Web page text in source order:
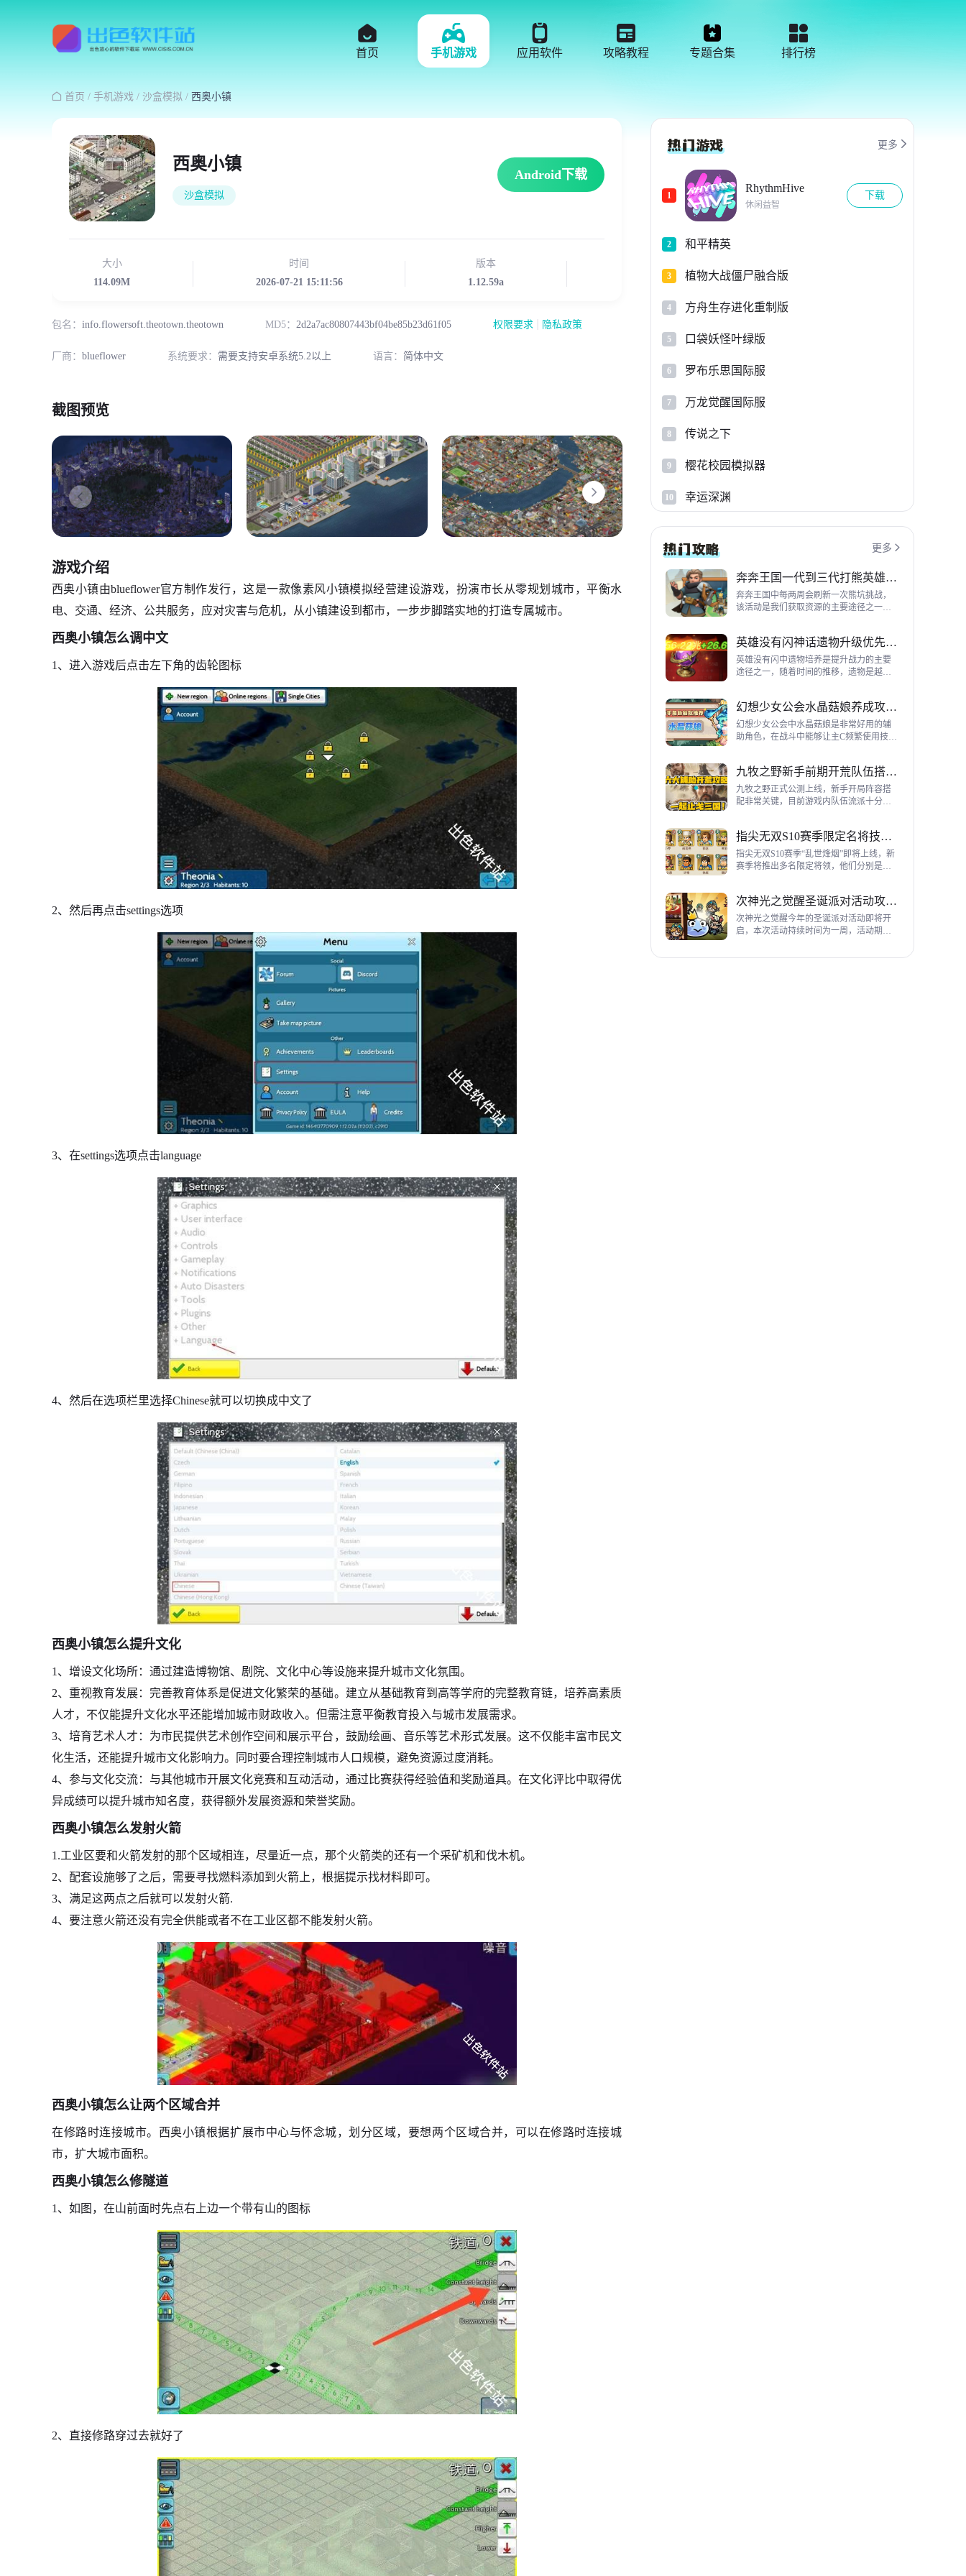
首页 手机游戏 应用软件 攻略教程 专题合集 排行榜
 首页 / 手机游戏 / 沙盒模拟 / 西奥小镇
西奥小镇
沙盒模拟
Android下载
大小
114.09M
时间
2026-07-21 15:11:56
版本
1.12.59a
包名： info.flowersoft.theotown.theotown MD5： 2d2a7ac80807443bf04be85b23d61f05 权限要求 隐私政策
厂商： blueflower 系统要求： 需要支持安卓系统5.2以上 语言： 简体中文
截图预览
游戏介绍
西奥小镇由blueflower官方制作发行，这是一款像素风小镇模拟经营建设游戏，扮演市长从零规划城市，平衡水
电、交通、经济、公共服务，应对灾害与危机，从小镇建设到都市，一步步脚踏实地的打造专属城市。
西奥小镇怎么调中文
1、进入游戏后点击左下角的齿轮图标
2、然后再点击settings选项
3、在settings选项点击language
4、然后在选项栏里选择Chinese就可以切换成中文了
西奥小镇怎么提升文化
1、增设文化场所：通过建造博物馆、剧院、文化中心等设施来提升城市文化氛围。
2、重视教育发展：完善教育体系是促进文化繁荣的基础。建立从基础教育到高等学府的完整教育链，培养高素质
人才，不仅能提升文化水平还能增加城市财政收入。但需注意平衡教育投入与城市发展需求。
3、培育艺术人才：为市民提供艺术创作空间和展示平台，鼓励绘画、音乐等艺术形式发展。这不仅能丰富市民文
化生活，还能提升城市文化影响力。同时要合理控制城市人口规模，避免资源过度消耗。
4、参与文化交流：与其他城市开展文化竞赛和互动活动，通过比赛获得经验值和奖励道具。在文化评比中取得优
异成绩可以提升城市知名度，获得额外发展资源和荣誉奖励。
西奥小镇怎么发射火箭
1.工业区要和火箭发射的那个区域相连，尽量近一点，那个火箭类的还有一个采矿机和伐木机。
2、配套设施够了之后，需要寻找燃料添加到火箭上，根据提示找材料即可。
3、满足这两点之后就可以发射火箭.
4、要注意火箭还没有完全供能或者不在工业区都不能发射火箭。
西奥小镇怎么让两个区域合并
在修路时连接城市。西奥小镇根据扩展市中心与怀念城，划分区域，要想两个区域合并，可以在修路时连接城
市，扩大城市面积。
西奥小镇怎么修隧道
1、如图，在山前面时先点右上边一个带有山的图标
2、直接修路穿过去就好了
更多 
1
RhythmHive
休闲益智
下载
2 和平精英
3 植物大战僵尸融合版
4 方舟生存进化重制版
5 口袋妖怪叶绿版
6 罗布乐思国际服
7 万龙觉醒国际服
8 传说之下
9 樱花校园模拟器
10 幸运深渊
更多 
奔奔王国一代到三代打熊英雄推荐
奔奔王国中每两周会刷新一次熊坑挑战，
该活动是我们获取资源的主要途径之一，
到三代打熊英雄选择建议，各位参考一
下。
英雄没有闪神话遗物升级优先级指南
英雄没有闪中遗物培养是提升战力的主要
途径之一，随着时间的推移，遗物是越来
神话遗物升级优先级建议。
幻想少女公会水晶菇娘养成攻略详解
幻想少女公会中水晶菇娘是非常好用的辅
助角色，在战斗中能够让主C频繁使用技
成全方位指南，大家来看看吧。
九牧之野新手前期开荒队伍搭配指南
九牧之野正式公测上线，新手开局阵容搭
配非常关键，目前游戏内队伍流派十分丰
前期开荒阵容搭配详细攻略。
指尖无双S10赛季限定名将技能一览
指尖无双S10赛季“乱世烽烟”即将上线，新
赛季将推出多名限定将领，他们分别是：
了解一下吧。
次神光之觉醒圣诞派对活动攻略指南
次神光之觉醒今年的圣诞派对活动即将开
启，本次活动持续时间为一周，活动期间
来提升活动等级领取对应奖励，下面为大